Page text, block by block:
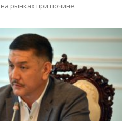
рынках при почине.